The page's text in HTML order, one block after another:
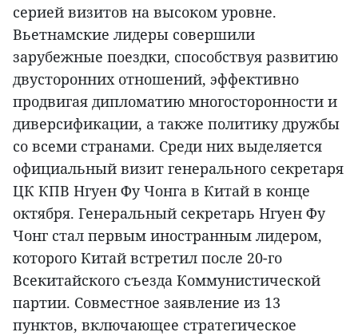
серией визитов на высоком уровне.
Вьетнамские лидеры совершили
зарубежные поездки, способствуя развитию
двусторонних отношений, эффективно
продвигая дипломатию многосторонности и
диверсификации, а также политику дружбы
со всеми странами. Среди них выделяется
официальный визит генерального секретаря
ЦК КПВ Нгуен Фу Чонга в Китай в конце
октября. Генеральный секретарь Нгуен Фу
Чонг стал первым иностранным лидером,
которого Китай встретил после 20-го
Всекитайского съезда Коммунистической
партии. Совместное заявление из 13
пунктов, включающее стратегическое